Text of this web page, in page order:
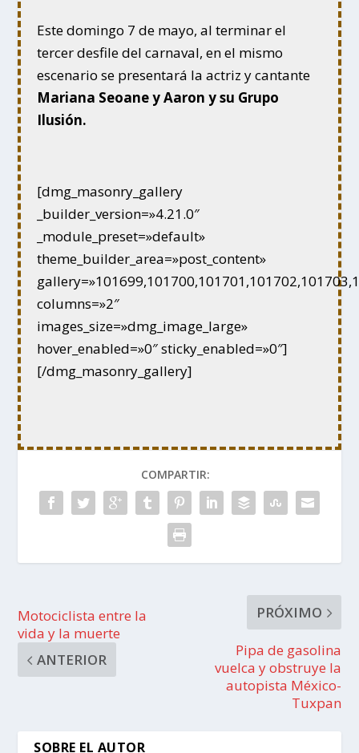
Este domingo 7 de mayo, al terminar el
tercer desfile del carnaval, en el mismo
escenario se presentará la actriz y cantante
Mariana Seoane y Aaron y su Grupo
Ilusión.
[dmg_masonry_gallery
_builder_version=»4.21.0″
_module_preset=»default»
theme_builder_area=»post_content»
columns=»2″
images_size=»dmg_image_large»
hover_enabled=»0″ sticky_enabled=»0″]
[/dmg_masonry_gallery]
COMPARTIR:
Motociclista entre la
vida y la muerte
ANTERIOR
PRÓXIMO
Pipa de gasolina
vuelca y obstruye la
autopista México-
Tuxpan
SOBRE EL AUTOR